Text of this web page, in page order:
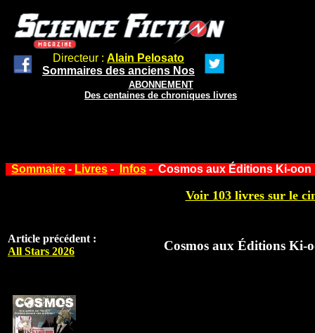
Directeur : Alain Pelosato
Sommaires des anciens Nos
ABONNEMENT
Des centaines de chroniques livres
Sommaire - Livres - Infos - Cosmos aux Éditions Ki-oon
Voir 103 livres sur le
Article précédent :
All Stars 2026
Cosmos aux Éditions Ki-